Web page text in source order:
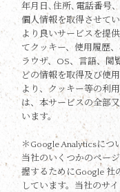
年月日､住所､電話番号
個人情報を取得させて
より良いサービスを提
てクッキー、使用履歴
ラウザ、OS、言語、閲
どの情報を取得及び使
より、クッキー等の利
は、本サービスの全部
います。
＊Google Analyticsにつ
当社のいくつかのペー
握するためにGoogle 社
しています。当社のサ